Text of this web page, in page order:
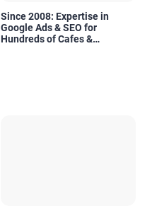
Since 2008: Expertise in
Google Ads & SEO for
Hundreds of Cafes &